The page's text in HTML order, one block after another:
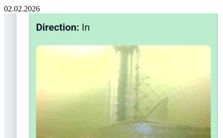
02.02.2026